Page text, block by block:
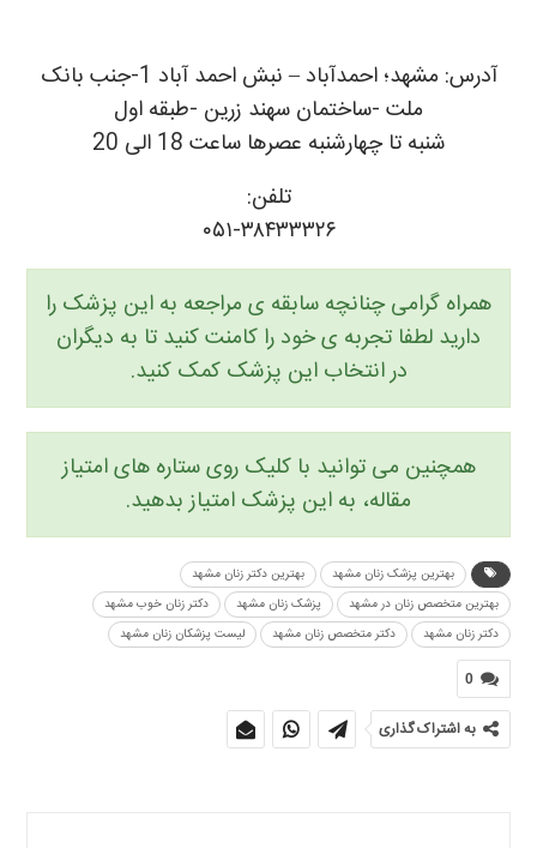
آدرس: مشهد؛ احمدآباد – نبش احمد آباد 1-جنب بانک
ملت -ساختمان سهند زرین -طبقه اول
شنبه تا چهارشنبه عصرها ساعت 18 الی 20
تلفن:
۰۵۱-۳۸۴۳۳۳۲۶
همراه گرامی چنانچه سابقه ی مراجعه به این پزشک را
دارید لطفا تجربه ی خود را کامنت کنید تا به دیگران
در انتخاب این پزشک کمک کنید.
همچنین می توانید با کلیک روی ستاره های امتیاز
مقاله، به این پزشک امتیاز بدهید.
بهترین پزشک زنان مشهد
بهترین دکتر زنان مشهد
بهترین متخصص زنان در مشهد
پزشک زنان مشهد
دکتر زنان خوب مشهد
دکتر زنان مشهد
دکتر متخصص زنان مشهد لیست پزشکان زنان مشهد
0
به اشتراک گذاری